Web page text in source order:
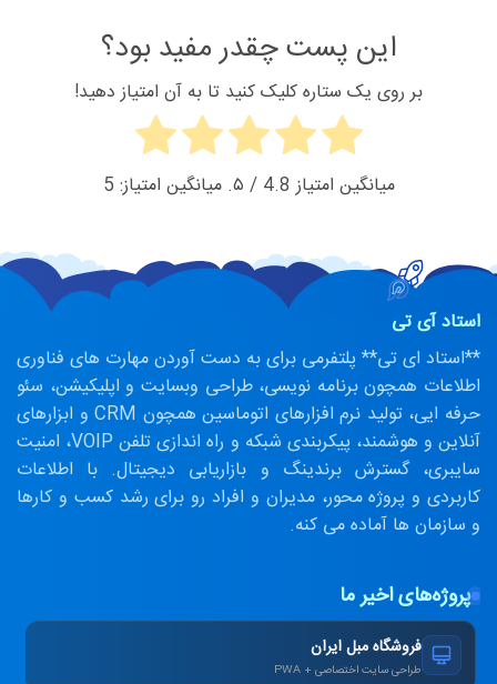
این پست چقدر مفید بود؟
بر روی یک ستاره کلیک کنید تا به آن امتیاز دهید!
میانگین امتیاز 4.8 / ۵. میانگین امتیاز: 5
استاد آی تی
**استاد ای تی** پلتفرمی برای به دست آوردن مهارت های فناوری
اطلاعات همچون برنامه نویسی، طراحی وبسایت و اپلیکیشن، سئو
حرفه ایی، تولید نرم افزارهای اتوماسین همچون CRM و ابزارهای
آنلاین و هوشمند، پیکربندی شبکه و راه اندازی تلفن VOIP، امنیت
سایبری، گسترش برندینگ و بازاریابی دیجیتال. با اطلاعات
کاربردی و پروژه محور، مدیران و افراد رو برای رشد کسب و کارها
و سازمان ها آماده می کنه.
پروژه‌های اخیر ما
فروشگاه مبل ایران
طراحی سایت اختصاصی + PWA